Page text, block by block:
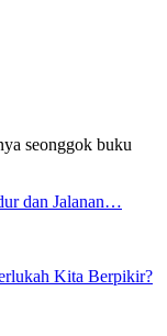
seonggok buku
dan Jalanan…
Kita Berpikir?